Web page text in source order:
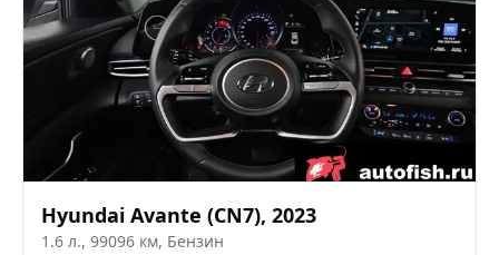
Hyundai Avante (CN7), 2023
1.6 л., 99096 км, Бензин